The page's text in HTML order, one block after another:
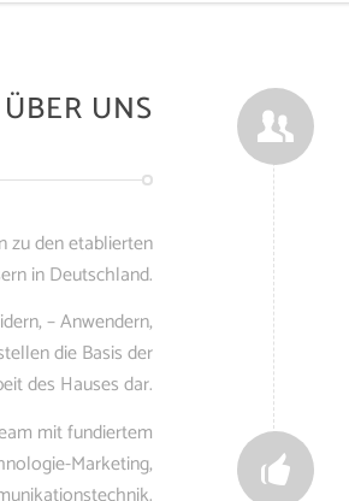
ÜBER UNS
zu den etablierten
in Deutschland.
– Anwendern,
die Basis der
des Hauses dar.
mit fundiertem
Marketing,